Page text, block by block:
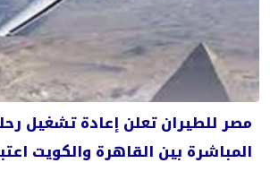
مصر للطيران تعلن إعادة تشغيل
المباشرة بين القاهرة والكويت